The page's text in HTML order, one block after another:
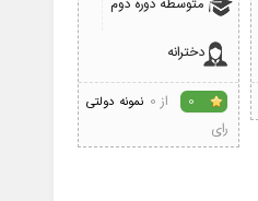
دخترانه
نمونه دولتی 0
از 0
رای